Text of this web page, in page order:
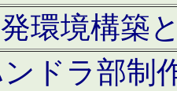
環境構築
ンドラ部制